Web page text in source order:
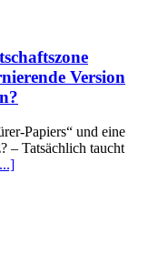
Version
Papiers“ und eine
– Tatsächlich taucht